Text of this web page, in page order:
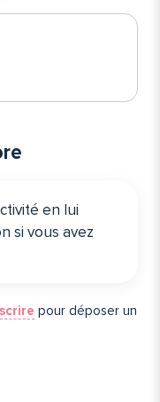
en lui
si vous avez
pour déposer un